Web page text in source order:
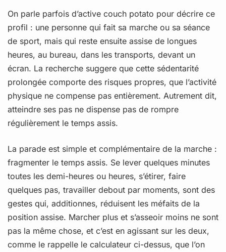
On parle parfois d’active couch potato pour décrire ce
profil : une personne qui fait sa marche ou sa séance
de sport, mais qui reste ensuite assise de longues
heures, au bureau, dans les transports, devant un
écran. La recherche suggere que cette sédentarité
prolongée comporte des risques propres, que l’activité
physique ne compense pas entièrement. Autrement dit,
atteindre ses pas ne dispense pas de rompre
régulièrement le temps assis.
La parade est simple et complémentaire de la marche :
fragmenter le temps assis. Se lever quelques minutes
toutes les demi-heures ou heures, s’étirer, faire
quelques pas, travailler debout par moments, sont des
gestes qui, additionnes, réduisent les méfaits de la
position assise. Marcher plus et s’asseoir moins ne sont
pas la même chose, et c’est en agissant sur les deux,
comme le rappelle le calculateur ci-dessus, que l’on